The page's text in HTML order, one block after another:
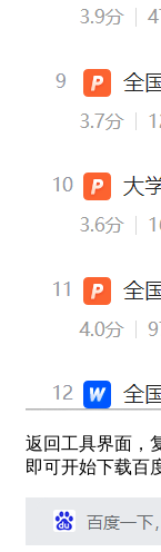
返回工具界面，
即可开始下载百